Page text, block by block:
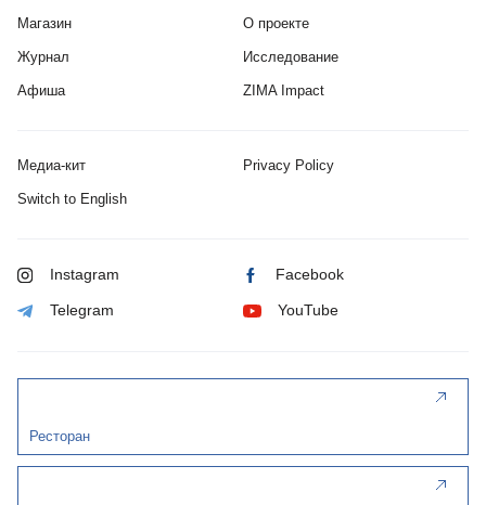
Магазин
Журнал
Афиша
О проекте
Исследование
ZIMA Impact
Медиа-кит Privacy Policy
Switch to English
Instagram Facebook
Telegram YouTube
Ресторан